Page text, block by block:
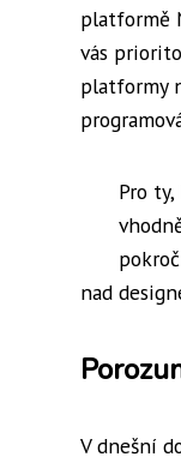
platformě
vás
platformy
Pro
nad
V dnešní